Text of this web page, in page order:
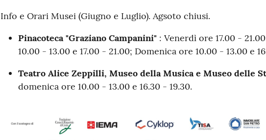
Info e Orari Musei (Giugno e Luglio). Agsoto chiusi.
Pinacoteca "Graziano Campanini" : Venerdì ore 17.00 - 21.00
10.00 - 13.00 e 17.00 - 21.00; Domenica ore 10.00 - 13.00 e
Teatro Alice Zeppilli, Museo della Musica e Museo delle
domenica ore 10.00 - 13.00 e 16.30 - 19.30.